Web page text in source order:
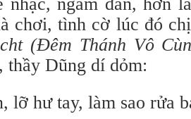
chơi, tình cờ lúc đó
(Đêm Thánh Vô
thầy Dũng dí dỏm:
lỡ hư tay, làm sao rửa